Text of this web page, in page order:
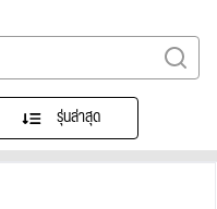
รุ่นล่าสุด